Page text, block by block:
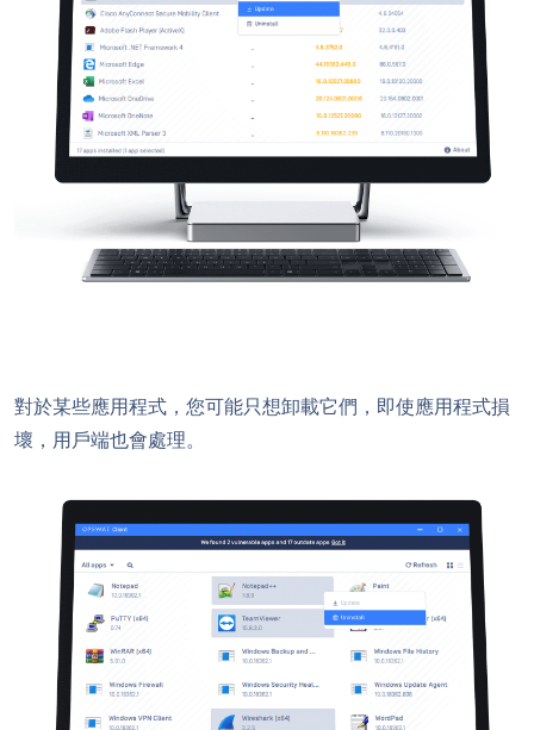
對於某些應用程式，您可能只想卸載它們，即使應用程式損
壞，用戶端也會處理。